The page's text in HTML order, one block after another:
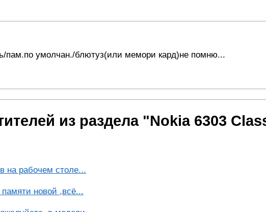
пам.по умолчан./блютуз(или мемори кард)не помню...
из раздела "Nokia 6303
на рабочем столе...
новой ,всё...